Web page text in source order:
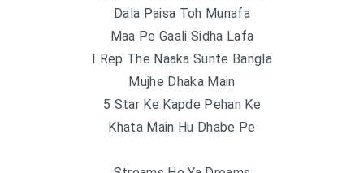
Dala Paisa Toh Munafa
Maa Pe Gaali Sidha Lafa
I Rep The Naaka Sunte Bangla
Mujhe Dhaka Main
5 Star Ke Kapde Pehan Ke
Khata Main Hu Dhabe Pe